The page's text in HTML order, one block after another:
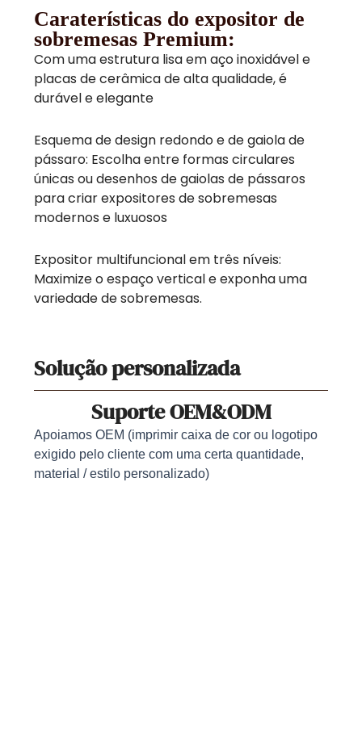
Caraterísticas do expositor de
sobremesas Premium:
Com uma estrutura lisa em aço inoxidável e
placas de cerâmica de alta qualidade, é
durável e elegante
Esquema de design redondo e de gaiola de
pássaro: Escolha entre formas circulares
únicas ou desenhos de gaiolas de pássaros
para criar expositores de sobremesas
modernos e luxuosos
Expositor multifuncional em três níveis:
Maximize o espaço vertical e exponha uma
variedade de sobremesas.
Solução personalizada
Suporte OEM&ODM
Apoiamos OEM (imprimir caixa de cor ou logotipo
exigido pelo cliente com uma certa quantidade,
material / estilo personalizado)